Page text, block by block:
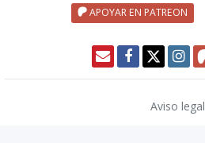
APOYAR EN PATREON
Aviso legal